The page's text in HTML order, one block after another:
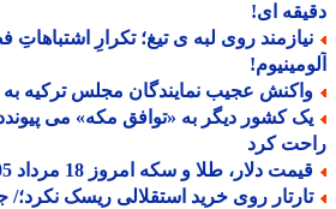
ای!
روی لبه ی تیغ؛ تکرارِ اشتباهاتِ
عجیب نمایندگان مجلس ترکیه به
کشور دیگر به «توافق مکه» می پیوندد|
کرد
دلار، طلا و سکه امروز 18 مرداد 1405
روی خرید استقلالی ریسک نکرد؛/